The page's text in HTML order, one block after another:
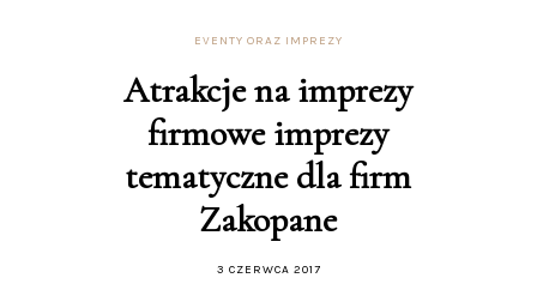
EVENTY ORAZ IMPREZY
Atrakcje na imprezy
firmowe imprezy
tematyczne dla firm
Zakopane
3 CZERWCA 2017